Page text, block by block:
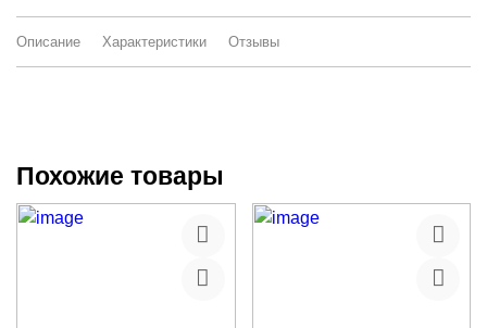
Описание Характеристики Отзывы
Похожие товары